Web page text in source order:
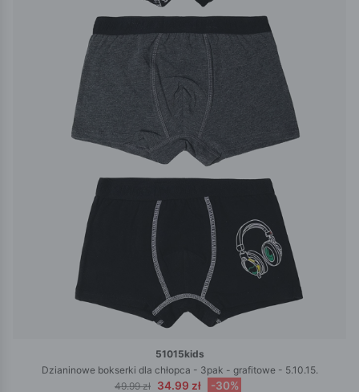
51015kids
Dzianinowe bokserki dla chłopca - 3pak - grafitowe - 5.10.15.
49.99 zł 34.99 zł -30%